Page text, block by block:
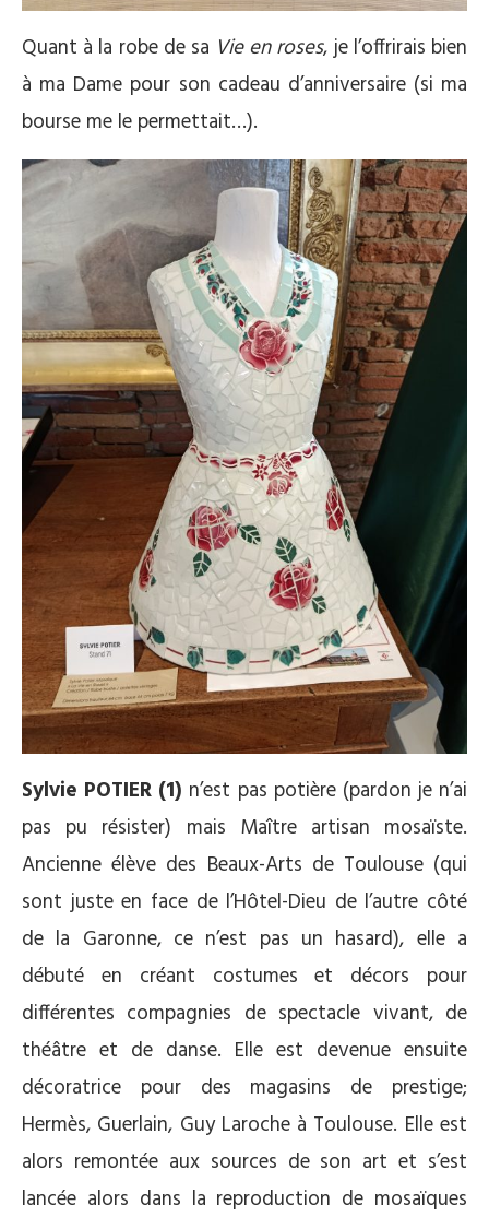
Quant à la robe de sa Vie en roses, je l’offrirais bien
à ma Dame pour son cadeau d’anniversaire (si ma
bourse me le permettait…).
Sylvie POTIER (1) n’est pas potière (pardon je n’ai
pas pu résister) mais Maître artisan mosaïste.
Ancienne élève des Beaux-Arts de Toulouse (qui
sont juste en face de l’Hôtel-Dieu de l’autre côté
de la Garonne, ce n’est pas un hasard), elle a
débuté en créant costumes et décors pour
différentes compagnies de spectacle vivant, de
théâtre et de danse. Elle est devenue ensuite
décoratrice pour des magasins de prestige;
Hermès, Guerlain, Guy Laroche à Toulouse. Elle est
alors remontée aux sources de son art et s’est
lancée alors dans la reproduction de mosaïques